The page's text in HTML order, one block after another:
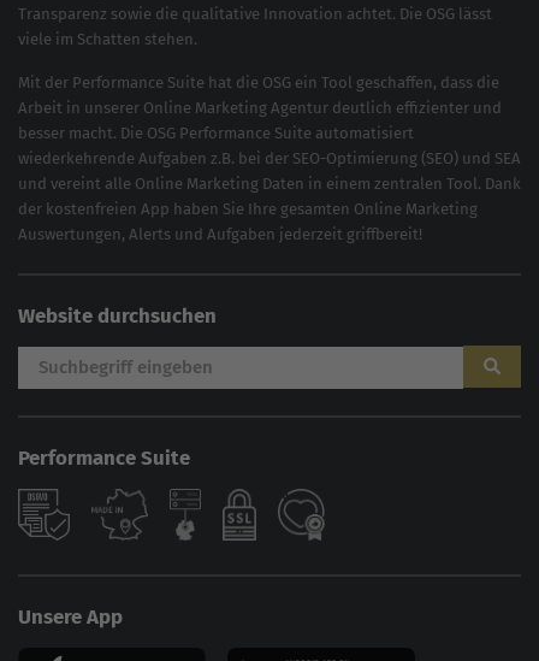
Transparenz sowie die qualitative Innovation achtet. Die OSG lässt
viele im Schatten stehen.
Mit der Performance Suite hat die OSG ein Tool geschaffen, dass die
Arbeit in unserer Online Marketing Agentur deutlich effizienter und
besser macht. Die OSG Performance Suite automatisiert
wiederkehrende Aufgaben z.B. bei der SEO-Optimierung (SEO) und SEA
und vereint alle Online Marketing Daten in einem zentralen Tool. Dank
der kostenfreien App haben Sie Ihre gesamten Online Marketing
Auswertungen, Alerts und Aufgaben jederzeit griffbereit!
Website durchsuchen
Performance Suite
Unsere App